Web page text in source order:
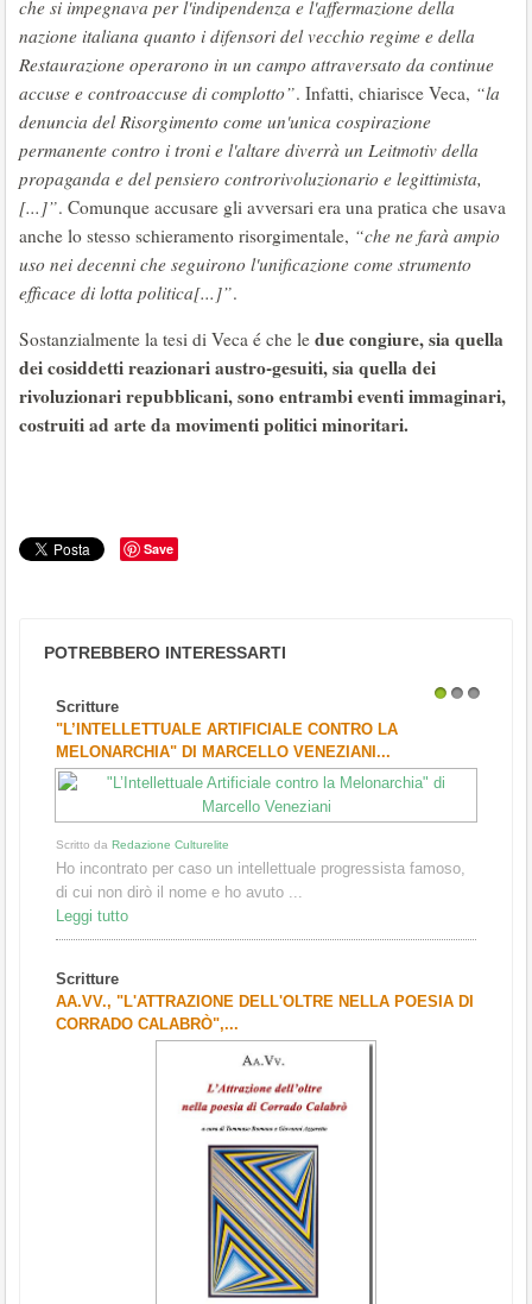
che si impegnava per l'indipendenza e l'affermazione della
nazione italiana quanto i difensori del vecchio regime e della
Restaurazione operarono in un campo attraversato da continue
accuse e controaccuse di complotto”. Infatti, chiarisce Veca, “la
denuncia del Risorgimento come un'unica cospirazione
permanente contro i troni e l'altare diverrà un Leitmotiv della
propaganda e del pensiero controrivoluzionario e legittimista,
[...]”. Comunque accusare gli avversari era una pratica che usava
anche lo stesso schieramento risorgimentale, “che ne farà ampio
uso nei decenni che seguirono l'unificazione come strumento
efficace di lotta politica[...]”.
Sostanzialmente la tesi di Veca é che le due congiure, sia quella
dei cosiddetti reazionari austro-gesuiti, sia quella dei
rivoluzionari repubblicani, sono entrambi eventi immaginari,
costruiti ad arte da movimenti politici minoritari.
Save
POTREBBERO INTERESSARTI
Scritture
"L’INTELLETTUALE ARTIFICIALE CONTRO LA
MELONARCHIA" DI MARCELLO VENEZIANI...
Scritto da Redazione Culturelite
Ho incontrato per caso un intellettuale progressista famoso,
di cui non dirò il nome e ho avuto ...
Leggi tutto
Scritture
AA.VV., "L'ATTRAZIONE DELL'OLTRE NELLA POESIA DI
CORRADO CALABRÒ",...